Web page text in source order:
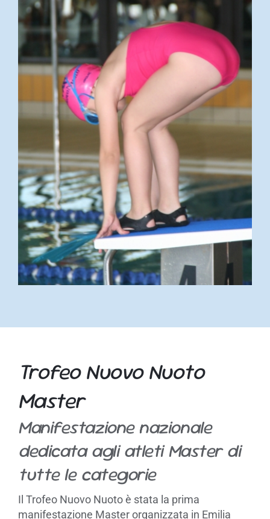
Trofeo Nuovo Nuoto
Master
Manifestazione nazionale
dedicata agli atleti Master di
tutte le categorie
Il Trofeo Nuovo Nuoto è stata la prima
manifestazione Master organizzata in Emilia